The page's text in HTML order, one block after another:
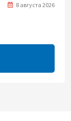
8 августа 2026